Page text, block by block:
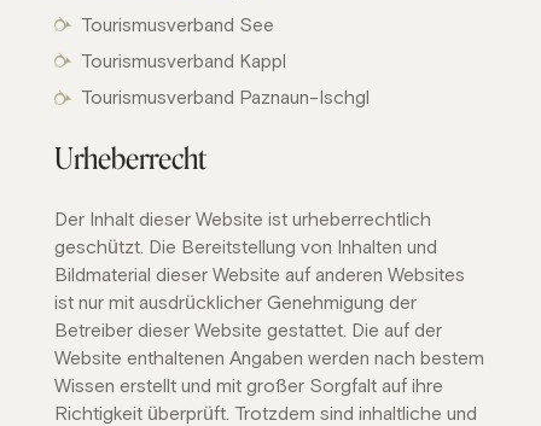
Tourismusverband See
Tourismusverband Kappl
Tourismusverband Paznaun-Ischgl
Urheberrecht
Der Inhalt dieser Website ist urheberrechtlich
geschützt. Die Bereitstellung von Inhalten und
Bildmaterial dieser Website auf anderen Websites
ist nur mit ausdrücklicher Genehmigung der
Betreiber dieser Website gestattet. Die auf der
Website enthaltenen Angaben werden nach bestem
Wissen erstellt und mit großer Sorgfalt auf ihre
Richtigkeit überprüft. Trotzdem sind inhaltliche und